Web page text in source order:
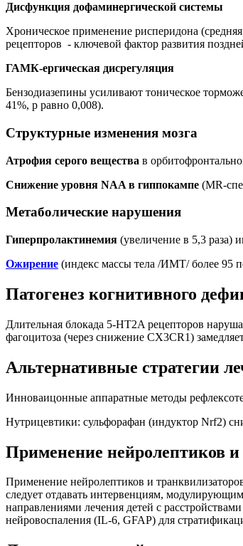
Дисфункция дофаминергической системы
Хроническое применение рисперидона
рецепторов - ключевой фактор развития
ГАМК-ергическая дисрегуляция
Бензодиазепины усиливают тоническое
41%, p равно 0,008).
Структурные изменения мозга
Атрофия серого вещества в
Снижение уровня NAA в гиппокампе (MR-
Метаболические нарушения
Гиперпролактинемия (увеличение в 5,3 раза)
Ожирение (индекс массы тела /ИМТ/ более 95
Патогенез когнитивного
Длительная блокада 5-HT2A рецепторов
фагоцитоза (через снижение CX3CR1)
Альтернативные стратегии
Инноваицонные аппаратные методы
Нутрицевтики: сульфорафан (индуктор Nrf2)
Применение нейролептиков
Применение нейролептиков и
следует отдавать интервенциям,
направлениями лечения детей с
нейровоспаления (IL-6, GFAP) для